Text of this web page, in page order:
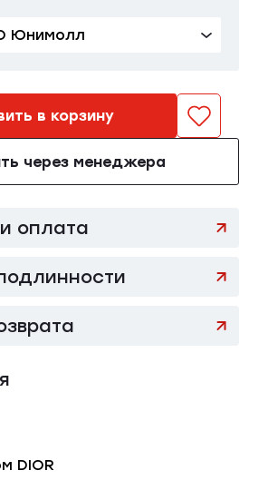
Юнимолл
в корзину
через менеджера
оплата
DIOR